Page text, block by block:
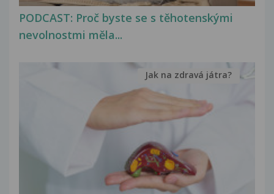
PODCAST: Proč byste se s těhotenskými
nevolnostmi měla...
Jak na zdravá játra?